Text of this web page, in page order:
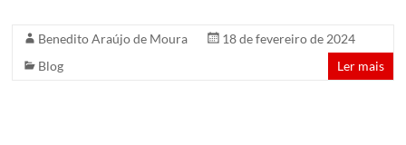
Benedito Araújo de Moura
18 de fevereiro de 2024
Blog
Ler mais